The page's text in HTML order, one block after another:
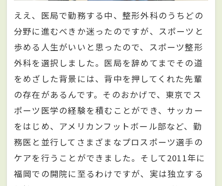
ええ、医局で勤務する中、整形外科のうちどの
分野に進むべきか迷ったのですが、スポーツと
歩める人生がいいと思ったので、スポーツ整形
外科を選択しました。医局を辞めてまでその道
をめざした背景には、背中を押してくれた先輩
の存在があるんです。そのおかげで、東京でス
ポーツ医学の経験を積むことができ、サッカー
をはじめ、アメリカンフットボール部など、勤
務医と並行してさまざまなプロスポーツ選手の
ケアを行うことができました。そして2011年に
福岡での開院に至るわけですが、実は独立する